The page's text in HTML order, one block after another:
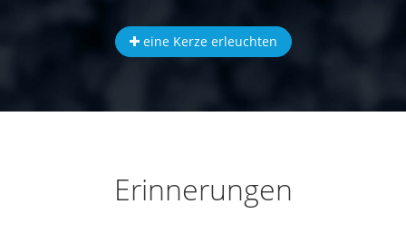
eine Kerze erleuchten
Erinnerungen